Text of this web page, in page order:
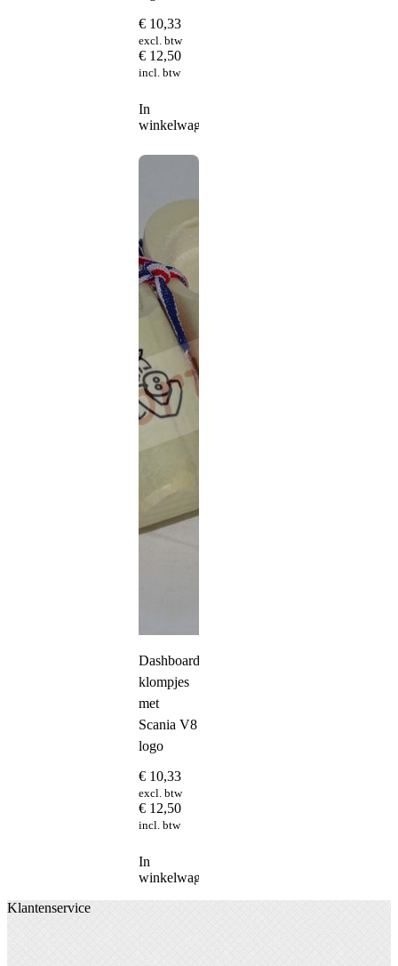
€ 10,33
excl. btw
€ 12,50
incl. btw
In
winkelwagen
Dashboard
klompjes
met
Scania V8
logo
€ 10,33
excl. btw
€ 12,50
incl. btw
In
winkelwagen
Klantenservice